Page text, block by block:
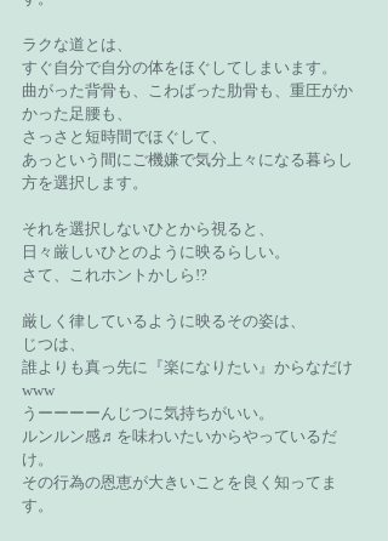
ラクな道とは、
すぐ自分で自分の体をほぐしてしまいます。
曲がった背骨も、こわばった肋骨も、重圧がか
かった足腰も、
さっさと短時間でほぐして、
あっという間にご機嫌で気分上々になる暮らし
方を選択します。
それを選択しないひとから視ると、
日々厳しいひとのように映るらしい。
さて、これホントかしら!?
厳しく律しているように映るその姿は、
じつは、
誰よりも真っ先に『楽になりたい』からなだけ
www
うーーーーんじつに気持ちがいい。
ルンルン感♬を味わいたいからやっているだ
け。
その行為の恩恵が大きいことを良く知ってま
す。